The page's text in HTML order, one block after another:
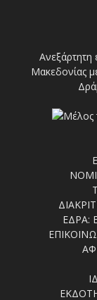
Ανεξάρτητη
Μακεδονίας
ΕΔΡΑ: